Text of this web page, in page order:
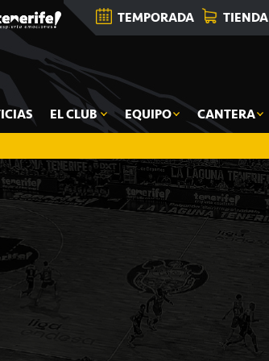
TEMPORADA TIENDA
EL CLUB EQUIPO CANTERA